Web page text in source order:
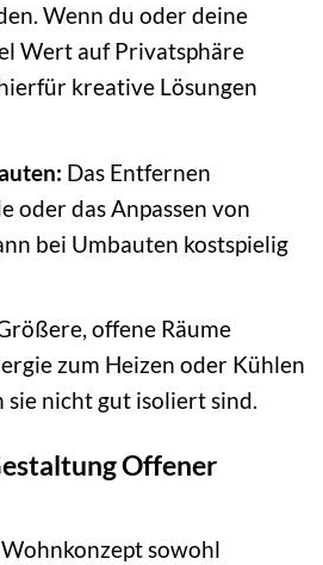
Wenn du oder deine
Wert auf Privatsphäre
kreative Lösungen
Das Entfernen
oder das Anpassen von
bei Umbauten kostspielig
offene Räume
zum Heizen oder Kühlen
sie nicht gut isoliert sind.
Offener
sowohl